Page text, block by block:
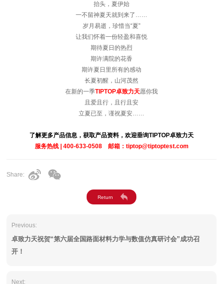
抬头，夏伊始
一不留神夏天就到来了……
岁月易逝，珍惜当“夏”
让我们怀着一份轻盈和喜悦
期待夏日的热烈
期许满院的花香
期许夏日里所有的感动
长夏初醒，山河茂然
在新的一季TIPTOP卓致力天愿你我
且爱且行，且行且安
立夏已至，谨祝夏安……
了解更多产品信息，获取产品资料，欢迎垂询TIPTOP卓致力天
服务热线 | 400-633-0508 邮箱：tiptop@tiptoptest.com
Share:
Previous:
卓致力天祝贺“第六届全国路面材料力学与数值仿真研讨会”成功召
开！
Next: